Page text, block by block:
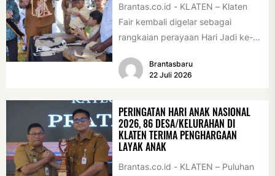
Brantas.co.id - KLATEN – Klaten
Fair kembali digelar sebagai
rangkaian perayaan Hari Jadi ke-
Acara ini digelar...
Brantasbaru
22 Juli 2026
PERINGATAN HARI ANAK NASIONAL
2026, 86 DESA/KELURAHAN DI
KLATEN TERIMA PENGHARGAAN
LAYAK ANAK
Brantas.co.id - KLATEN – Puluhan